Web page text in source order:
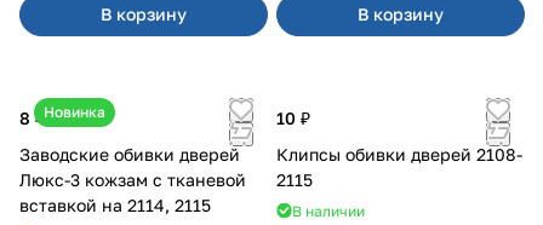
В корзину В корзину
Новинка
8 450 ₽
Заводские обивки дверей
Люкс-3 кожзам с тканевой
вставкой на 2114, 2115
10 ₽
Клипсы обивки дверей 2108-
2115
В наличии